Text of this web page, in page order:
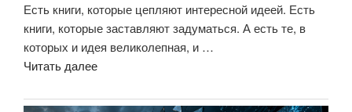
Есть книги, которые цепляют интересной идеей. Есть
книги, которые заставляют задуматься. А есть те, в
которых и идея великолепная, и …
Читать далее««Черновик».
кто